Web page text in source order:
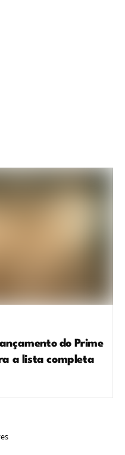
do Prime
a lista completa